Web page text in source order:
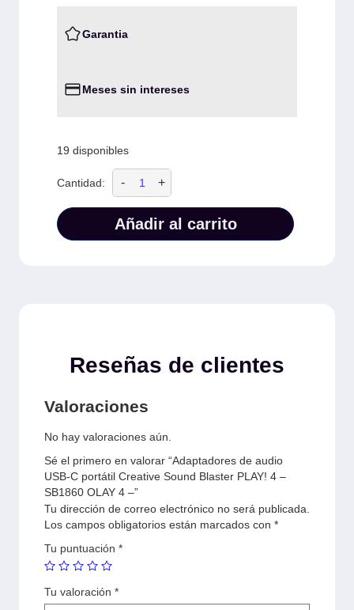
Garantia
Meses sin intereses
19 disponibles
Cantidad: - +
Añadir al carrito
Reseñas de clientes
Valoraciones
No hay valoraciones aún.
Sé el primero en valorar “Adaptadores de audio
USB-C portátil Creative Sound Blaster PLAY! 4 –
SB1860 OLAY 4 –”
Tu dirección de correo electrónico no será publicada.
Los campos obligatorios están marcados con *
Tu puntuación *
Tu valoración *